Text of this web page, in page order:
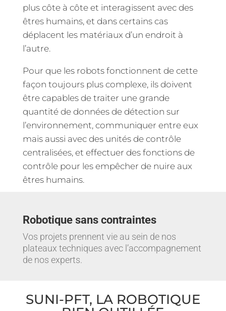
plus côte à côte et interagissent avec des
êtres humains, et dans certains cas
déplacent les matériaux d’un endroit à
l’autre.
Pour que les robots fonctionnent de cette
façon toujours plus complexe, ils doivent
être capables de traiter une grande
quantité de données de détection sur
l’environnement, communiquer entre eux
mais aussi avec des unités de contrôle
centralisées, et effectuer des fonctions de
contrôle pour les empêcher de nuire aux
êtres humains.
Robotique sans contraintes
Vos projets prennent vie au sein de nos
plateaux techniques avec l’accompagnement
de nos experts.
SUNI-PFT, LA ROBOTIQUE